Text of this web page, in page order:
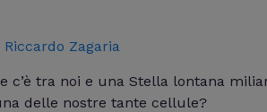
Riccardo Zagaria
tra noi e una Stella lontana
delle nostre tante cellule?